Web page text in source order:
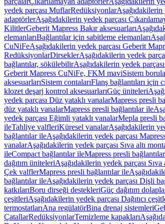
yedek parçası MuflarRedüksiyonlarAşağıdakilerin
adaptörlerAşağıdakilerin yedek parçası
KilitlerGeberit Mapress Bakır aksesuarları
elemanlarıBağlantılar için sabitleme elemanları
CuNiFeAşağıdakilerin yedek parçası Geberit
RedüksiyonlarDirseklerAşağıdakilerin yedek
bağlantılar, sökülebilirAşağıdakilerin yedek
Geberit Mapress CuNiFe, FKM maviSistem
aksesuarlarıSistem contalarıFlanş bağlantıları için
klozet deşarj kontrol aksesuarlarıGüç üniteleri
yedek parçası Düz yataklı vanalarMapress presli
düz yataklı vanalarMapress presli bağlantılar ile
yedek parçası Eğimli yataklı vanalarMepla presli
ileTahliye valfleriKüresel vanalarAşağıdakilerin
bağlantılar ileAşağıdakilerin yedek parçası
vanalarAşağıdakilerin yedek parçası Sıva altı
ileCompact bağlantılar ileMapress presli
dağıtım üniteleriAşağıdakilerin yedek parçası
Çek valflerMapress presli bağlantılar ile
bağlantılar ileAşağıdakilerin yedek parçası Dişli
katkılarıBoru dirseği destekleriGüç dağıtım
çeşitleriAşağıdakilerin yedek parçası Dağıtıcı
termostatlarıAna regülatörBina drenaj sistemleri
ÇatallarRedüksiyonlarTemizleme kapakları